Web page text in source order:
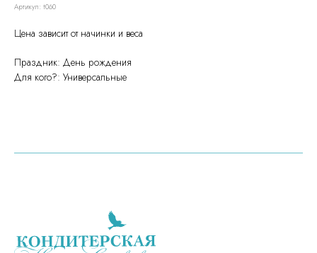
Артикул: t060
Цена зависит от начинки и веса
Праздник: День рождения
Для кого?: Универсальные